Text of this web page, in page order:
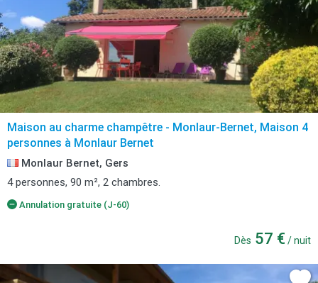
Maison au charme champêtre - Monlaur-Bernet, Maison 4
personnes à Monlaur Bernet
Monlaur Bernet, Gers
4 personnes, 90 m², 2 chambres.
Annulation gratuite (J-60)
Dès 57 € / nuit